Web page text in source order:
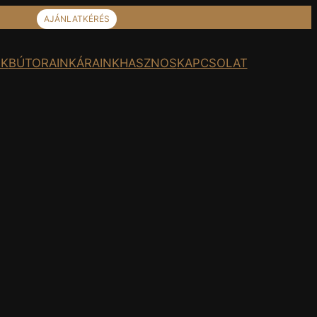
AJÁNLATKÉRÉS
BÚTORAINKÁRAINKHASZNOSKAPCSOLAT